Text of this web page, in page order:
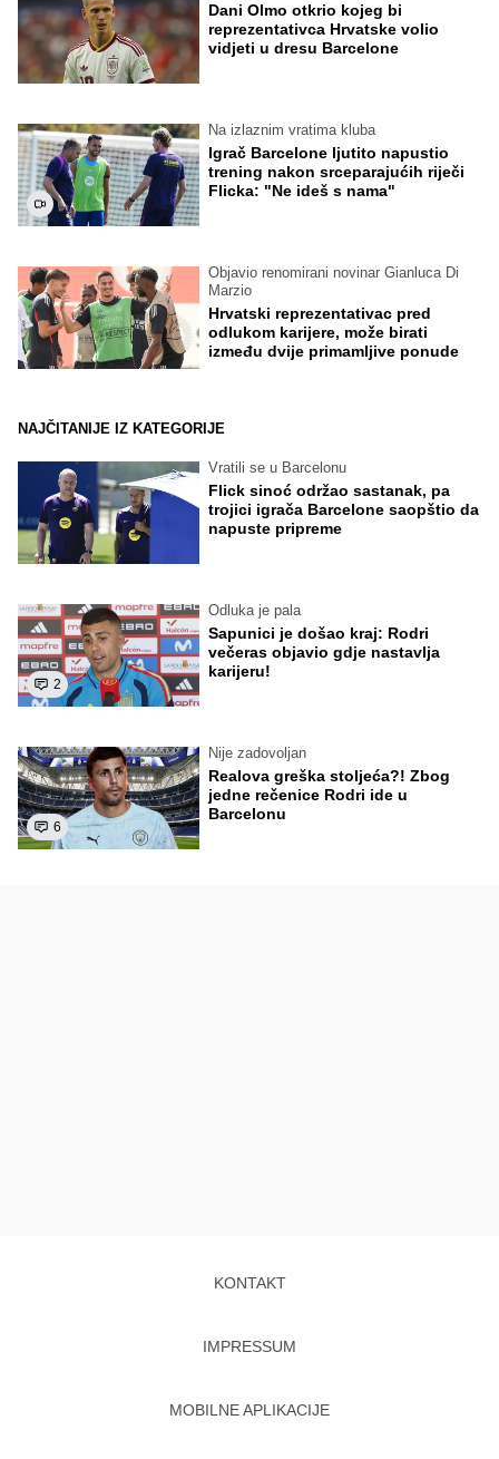
Dani Olmo otkrio kojeg bi
reprezentativca Hrvatske volio
vidjeti u dresu Barcelone
Na izlaznim vratima kluba
Igrač Barcelone ljutito napustio
trening nakon srceparajućih riječi
Flicka: "Ne ideš s nama"
Objavio renomirani novinar Gianluca Di
Marzio
Hrvatski reprezentativac pred
odlukom karijere, može birati
između dvije primamljive ponude
NAJČITANIJE IZ KATEGORIJE
Vratili se u Barcelonu
Flick sinoć održao sastanak, pa
trojici igrača Barcelone saopštio da
napuste pripreme
2
Odluka je pala
Sapunici je došao kraj: Rodri
večeras objavio gdje nastavlja
karijeru!
6
Nije zadovoljan
Realova greška stoljeća?! Zbog
jedne rečenice Rodri ide u
Barcelonu
KONTAKT
IMPRESSUM
MOBILNE APLIKACIJE